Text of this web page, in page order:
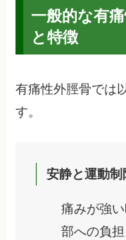
一般的な有
と特徴
有痛性外脛骨では
す。
安静と運動制
痛みが強
部への負